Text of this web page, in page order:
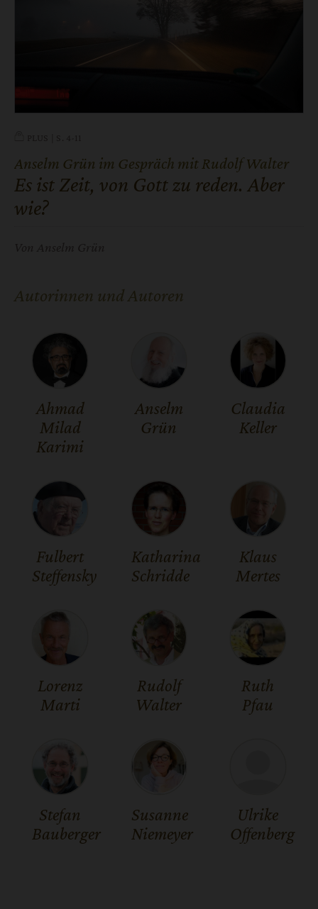
Anselm Grün im Gespräch mit Rudolf Walter
:
Es ist Zeit, von Gott zu reden. Aber
wie?
Autorinnen und Autoren
Ahmad
Milad
Karimi
Anselm
Grün
Claudia
Keller
Fulbert
Steffensky
Katharina
Schridde
Klaus
Mertes
Lorenz
Marti
Rudolf
Walter
Ruth
Pfau
Stefan
Bauberger
Susanne
Niemeyer
Ulrike
Offenberg